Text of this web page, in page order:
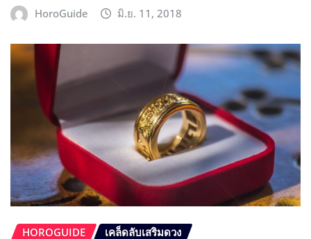
HoroGuide มิ.ย. 11, 2018
HOROGUIDE เคล็ดลับเสริมดวง